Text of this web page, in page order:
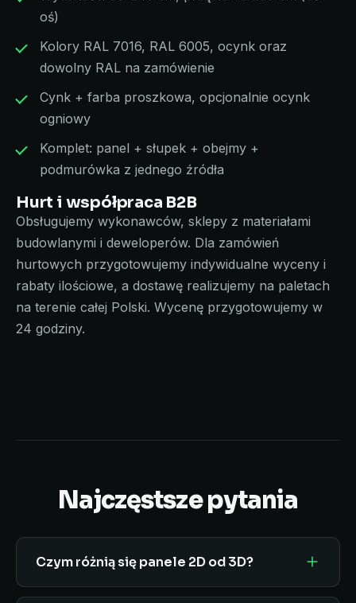
oś)
Kolory RAL 7016, RAL 6005, ocynk oraz
dowolny RAL na zamówienie
Cynk + farba proszkowa, opcjonalnie ocynk
ogniowy
Komplet: panel + słupek + obejmy +
podmurówka z jednego źródła
Hurt i współpraca B2B
Obsługujemy wykonawców, sklepy z materiałami
budowlanymi i deweloperów. Dla zamówień
hurtowych przygotowujemy indywidualne wyceny i
rabaty ilościowe, a dostawę realizujemy na paletach
na terenie całej Polski. Wycenę przygotowujemy w
24 godziny.
Najczęstsze pytania
Czym różnią się panele 2D od 3D?
Panele 2D mają podwójne druty poziome i